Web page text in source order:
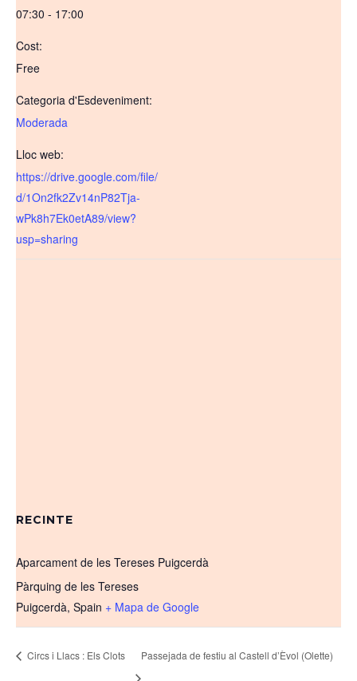
07:30 - 17:00
Cost:
Free
Categoria d'Esdeveniment:
Moderada
Lloc web:
https://drive.google.com/file/
d/1On2fk2Zv14nP82Tja-
wPk8h7Ek0etA89/view?
usp=sharing
RECINTE
Aparcament de les Tereses Puigcerdà
Pàrquing de les Tereses
Puigcerdà, Spain + Mapa de Google
Circs i Llacs : Els Clots Passejada de festiu al Castell d’Èvol (Olette)